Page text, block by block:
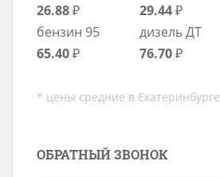
26.88₽
29.44₽
бензин 95
65.40₽
дизель ДТ
76.70₽
* цены средние в Екатеринбурге
ОБРАТНЫЙ ЗВОНОК